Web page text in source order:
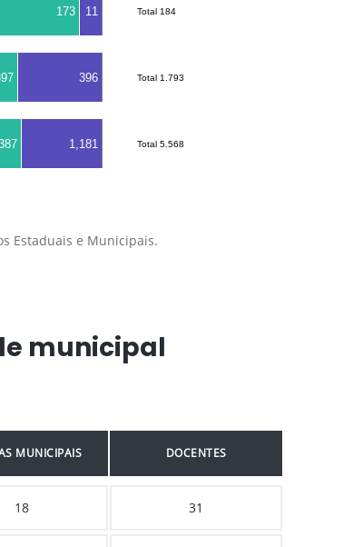
173 11
396
1,181
Total 184
Total 184
Total 1.793
Total 1.793
Total 5.568
Total 5.568
Estaduais e Municipais.
municipal
MUNICIPAIS DOCENTES
18 31